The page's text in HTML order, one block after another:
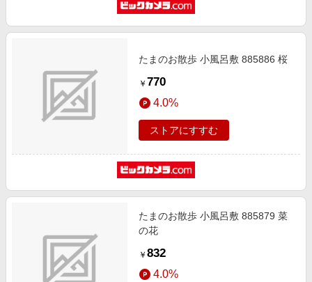
たまのお散歩 小風呂敷 885886 桜
￥ 770
4.0%
ストアにすすむ
たまのお散歩 小風呂敷 885879 菜
の花
￥ 832
4.0%